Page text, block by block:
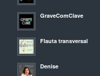
GraveComClave
Flauta transversal
Denise